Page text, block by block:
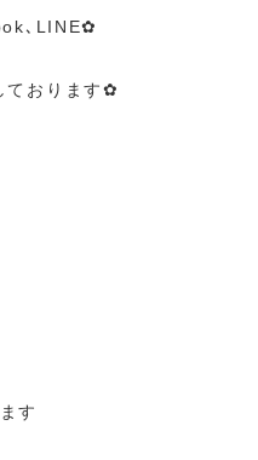
､LINE✿
ております✿
す